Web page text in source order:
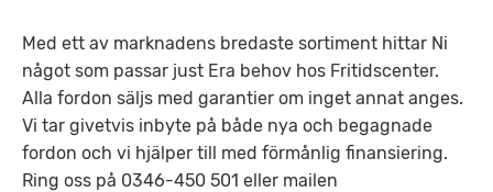
Med ett av marknadens bredaste sortiment hittar Ni
något som passar just Era behov hos Fritidscenter.
Alla fordon säljs med garantier om inget annat anges.
Vi tar givetvis inbyte på både nya och begagnade
fordon och vi hjälper till med förmånlig finansiering.
Ring oss på 0346-450 501 eller mailen